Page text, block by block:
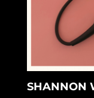
SHANNON